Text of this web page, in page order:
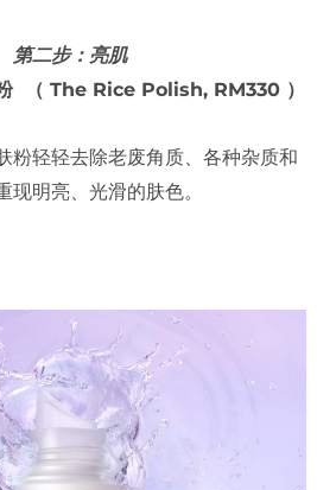
第二步：亮肌
（ The Rice Polish, RM330 ）
粉轻轻去除老废角质、各种杂质和
现明亮、光滑的肤色。